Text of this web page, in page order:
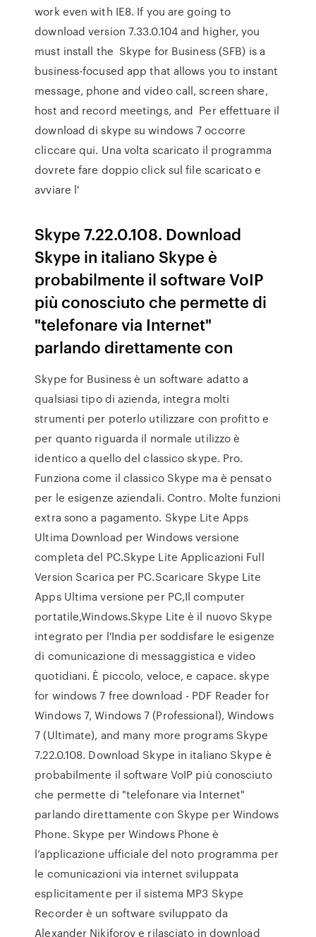
work even with IE8. If you are going to
download version 7.33.0.104 and higher, you
must install the Skype for Business (SFB) is a
business-focused app that allows you to instant
message, phone and video call, screen share,
host and record meetings, and Per effettuare il
download di skype su windows 7 occorre
cliccare qui. Una volta scaricato il programma
dovrete fare doppio click sul file scaricato e
avviare l'
Skype 7.22.0.108. Download
Skype in italiano Skype è
probabilmente il software VoIP
più conosciuto che permette di
"telefonare via Internet"
parlando direttamente con
Skype for Business è un software adatto a
qualsiasi tipo di azienda, integra molti
strumenti per poterlo utilizzare con profitto e
per quanto riguarda il normale utilizzo è
identico a quello del classico skype. Pro.
Funziona come il classico Skype ma è pensato
per le esigenze aziendali. Contro. Molte funzioni
extra sono a pagamento. Skype Lite Apps
Ultima Download per Windows versione
completa del PC.Skype Lite Applicazioni Full
Version Scarica per PC.Scaricare Skype Lite
Apps Ultima versione per PC,Il computer
portatile,Windows.Skype Lite è il nuovo Skype
integrato per l'India per soddisfare le esigenze
di comunicazione di messaggistica e video
quotidiani. È piccolo, veloce, e capace. skype
for windows 7 free download - PDF Reader for
Windows 7, Windows 7 (Professional), Windows
7 (Ultimate), and many more programs Skype
7.22.0.108. Download Skype in italiano Skype è
probabilmente il software VoIP più conosciuto
che permette di "telefonare via Internet"
parlando direttamente con Skype per Windows
Phone. Skype per Windows Phone è
l’applicazione ufficiale del noto programma per
le comunicazioni via internet sviluppata
esplicitamente per il sistema MP3 Skype
Recorder è un software sviluppato da
Alexander Nikiforov e rilasciato in download